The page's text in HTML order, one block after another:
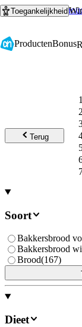
Ga naar
Ga naar zoeken
Toegankelijkheid
ProductenBonus
Terug
Soort
Bakkersbrood
Bakkersbrood
Brood(167)
Dieet